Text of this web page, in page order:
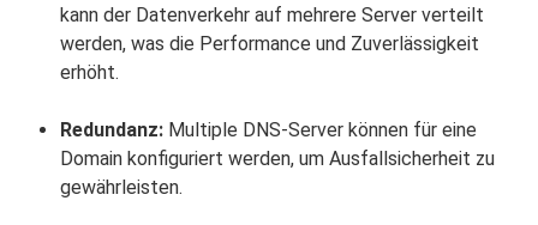
kann der Datenverkehr auf mehrere Server verteilt
werden, was die Performance und Zuverlässigkeit
erhöht.
Redundanz: Multiple DNS-Server können für eine
Domain konfiguriert werden, um Ausfallsicherheit zu
gewährleisten.